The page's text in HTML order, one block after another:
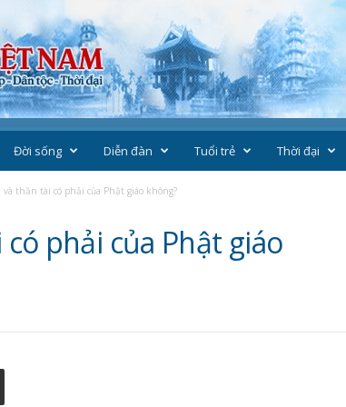
Đời sống Diễn đàn Tuổi trẻ Thời đại
và thần tài có phải của Phật giáo không?
phải của Phật giáo